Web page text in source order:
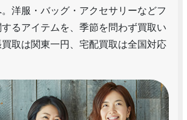
洋服・バッグ・アクセサリーなどフ
るアイテムを、季節を問わず買取い
取は関東一円、宅配買取は全国対応